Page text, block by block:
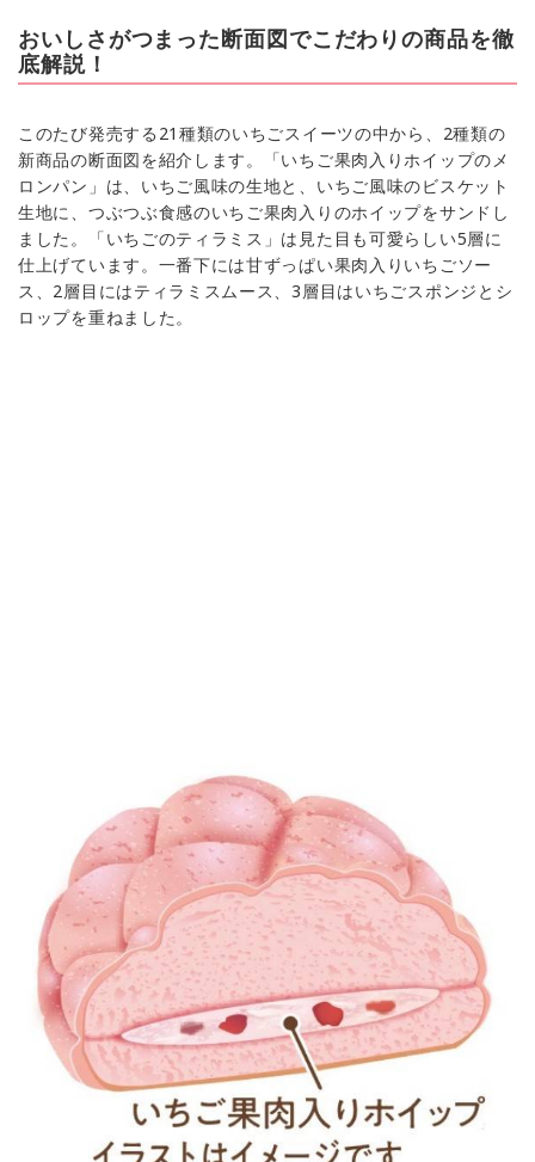
おいしさがつまった断面図でこだわりの商品を徹
底解説！
このたび発売する21種類のいちごスイーツの中から、2種類の
新商品の断面図を紹介します。「いちご果肉入りホイップのメ
ロンパン」は、いちご風味の生地と、いちご風味のビスケット
生地に、つぶつぶ食感のいちご果肉入りのホイップをサンドし
ました。「いちごのティラミス」は見た目も可愛らしい5層に
仕上げています。一番下には甘ずっぱい果肉入りいちごソー
ス、2層目にはティラミスムース、3層目はいちごスポンジとシ
ロップを重ねました。